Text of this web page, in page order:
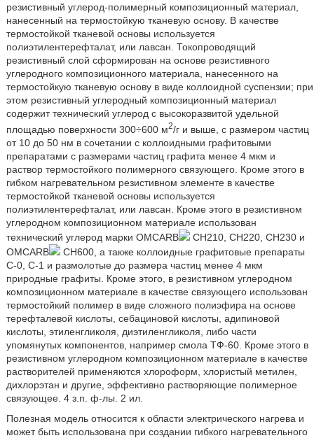
резистивный углерод-полимерный композиционный материал,
нанесенный на термостойкую тканевую основу. В качестве
термостойкой тканевой основы используется
полиэтилентерефталат, или лавсан. Токопроводящий
резистивный слой сформирован на основе резистивного
углеродного композиционного материала, нанесенного на
термостойкую тканевую основу в виде коллоидной суспензии; при
этом резистивный углеродный композиционный материал
содержит технический углерод с высокоразвитой удельной
площадью поверхности 300÷600 м2/г и выше, с размером частиц
от 10 до 50 нм в сочетании с коллоидными графитовыми
препаратами с размерами частиц графита менее 4 мкм и
раствор термостойкого полимерного связующего. Кроме этого в
гибком нагревательном резистивном элементе в качестве
термостойкой тканевой основы используется
полиэтилентерефталат, или лавсан. Кроме этого в резистивном
углеродном композиционном материале использован
технический углерод марки OMCARB
CH210, CH220, CH230 и
OMCARB
CH600, а также коллоидные графитовые препараты
C-0, C-1 и размолотые до размера частиц менее 4 мкм
природные графиты. Кроме этого, в резистивном углеродном
композиционном материале в качестве связующего использован
термостойкий полимер в виде сложного полиэфира на основе
терефталевой кислоты, себациновой кислоты, адипиновой
кислоты, этиленгликоля, диэтиленгликоля, либо части
упомянутых компонентов, например смола ТФ-60. Кроме этого в
резистивном углеродном композиционном материале в качестве
растворителей применяются хлороформ, хлористый метилен,
дихлорэтан и другие, эффективно растворяющие полимерное
связующее. 4 з.п. ф-лы. 2 ил.
Полезная модель относится к области электрического нагрева и
может быть использована при создании гибкого нагревательного